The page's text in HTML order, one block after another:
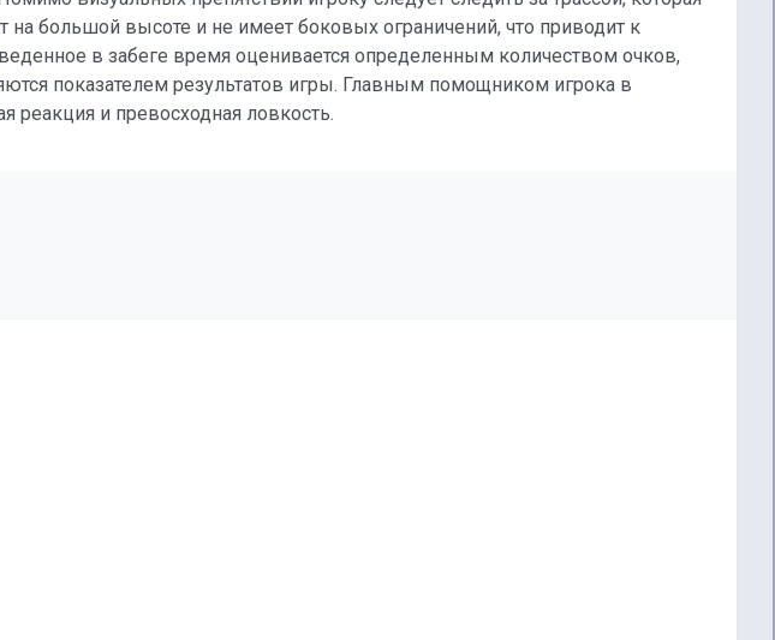
на большой высоте и не имеет боковых ограничений, что приводит к
в забеге время оценивается определенным количеством очков,
показателем результатов игры. Главным помощником игрока в
реакция и превосходная ловкость.